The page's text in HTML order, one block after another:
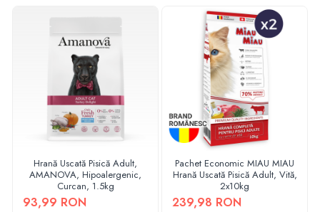
Hrană Uscată Pisică Adult,
AMANOVA, Hipoalergenic,
Curcan, 1.5kg
93,99 RON
Pachet Economic MIAU MIAU
Hrană Uscată Pisică Adult, Vită,
2x10kg
239,98 RON